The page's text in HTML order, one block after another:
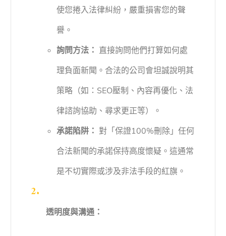
使您捲入法律糾紛，嚴重損害您的聲
譽。
詢問方法： 直接詢問他們打算如何處
理負面新聞。合法的公司會坦誠說明其
策略（如：SEO壓制、內容再優化、法
律諮詢協助、尋求更正等）。
承諾陷阱： 對「保證100%刪除」任何
合法新聞的承諾保持高度懷疑。這通常
是不切實際或涉及非法手段的紅旗。
透明度與溝通：